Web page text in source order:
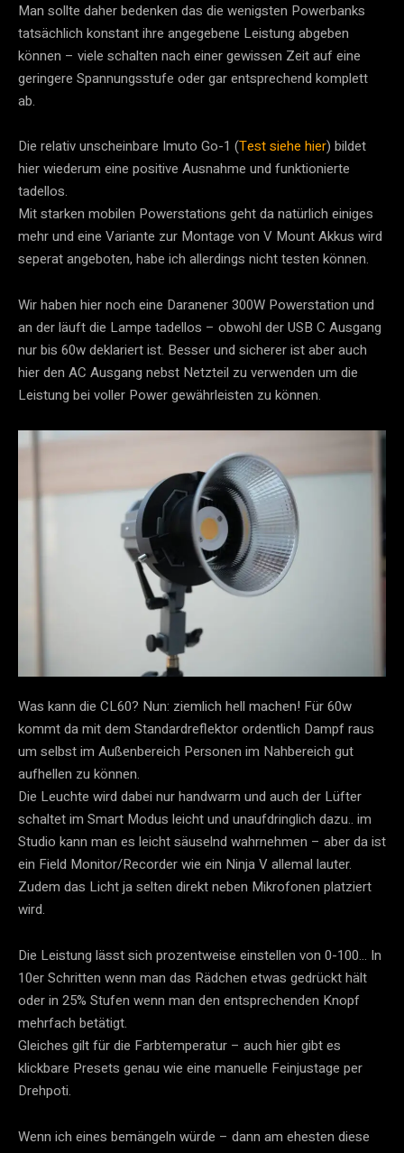
Man sollte daher bedenken das die wenigsten Powerbanks
tatsächlich konstant ihre angegebene Leistung abgeben
können – viele schalten nach einer gewissen Zeit auf eine
geringere Spannungsstufe oder gar entsprechend komplett
ab.
Die relativ unscheinbare Imuto Go-1 (Test siehe hier) bildet
hier wiederum eine positive Ausnahme und funktionierte
tadellos.
Mit starken mobilen Powerstations geht da natürlich einiges
mehr und eine Variante zur Montage von V Mount Akkus wird
seperat angeboten, habe ich allerdings nicht testen können.
Wir haben hier noch eine Daranener 300W Powerstation und
an der läuft die Lampe tadellos – obwohl der USB C Ausgang
nur bis 60w deklariert ist. Besser und sicherer ist aber auch
hier den AC Ausgang nebst Netzteil zu verwenden um die
Leistung bei voller Power gewährleisten zu können.
Was kann die CL60? Nun: ziemlich hell machen! Für 60w
kommt da mit dem Standardreflektor ordentlich Dampf raus
um selbst im Außenbereich Personen im Nahbereich gut
aufhellen zu können.
Die Leuchte wird dabei nur handwarm und auch der Lüfter
schaltet im Smart Modus leicht und unaufdringlich dazu.. im
Studio kann man es leicht säuselnd wahrnehmen – aber da ist
ein Field Monitor/Recorder wie ein Ninja V allemal lauter.
Zudem das Licht ja selten direkt neben Mikrofonen platziert
wird.
Die Leistung lässt sich prozentweise einstellen von 0-100… In
10er Schritten wenn man das Rädchen etwas gedrückt hält
oder in 25% Stufen wenn man den entsprechenden Knopf
mehrfach betätigt.
Gleiches gilt für die Farbtemperatur – auch hier gibt es
klickbare Presets genau wie eine manuelle Feinjustage per
Drehpoti.
Wenn ich eines bemängeln würde – dann am ehesten diese